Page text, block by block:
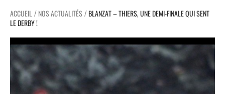
ACCUEIL / NOS ACTUALITÉS /BLANZAT – THIERS, UNE DEMI-FINALE QUI SENT
LE DERBY !